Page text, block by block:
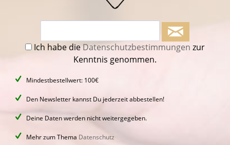
Ich habe dieDatenschutzbestimmungen zur
Kenntnis genommen.
Mindestbestellwert: 100€
Den Newsletter kannst Du jederzeit abbestellen!
Deine Daten werden nicht weitergegeben.
Mehr zum Thema Datenschutz